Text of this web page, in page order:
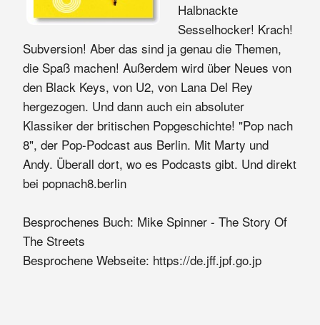
Halbnackte
Sesselhocker! Krach!
Subversion! Aber das sind ja genau die Themen,
die Spaß machen! Außerdem wird über Neues von
den Black Keys, von U2, von Lana Del Rey
hergezogen. Und dann auch ein absoluter
Klassiker der britischen Popgeschichte! "Pop nach
8", der Pop-Podcast aus Berlin. Mit Marty und
Andy. Überall dort, wo es Podcasts gibt. Und direkt
bei popnach8.berlin
Besprochenes Buch: Mike Spinner - The Story Of
The Streets
Besprochene Webseite: https://de.jff.jpf.go.jp